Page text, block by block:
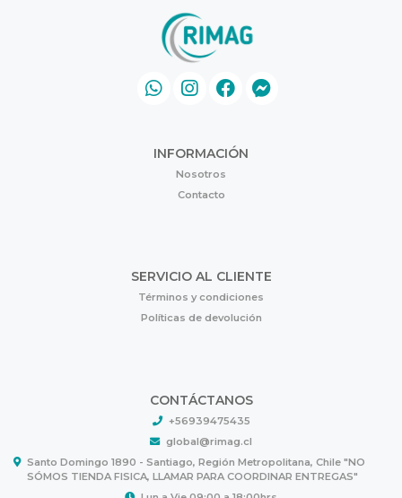
INFORMACIÓN
Nosotros
Contacto
SERVICIO AL CLIENTE
Términos y condiciones
Políticas de devolución
CONTÁCTANOS
+56939475435
global@rimag.cl
Santo Domingo 1890 - Santiago, Región Metropolitana, Chile "NO
SÓMOS TIENDA FISICA, LLAMAR PARA COORDINAR ENTREGAS"